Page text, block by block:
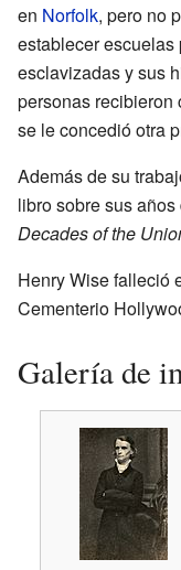
en Norfolk, pero no
establecer
esclavizadas y sus
personas recibieron
se le concedió otra
Además de su
libro sobre sus
Decades of the
Henry Wise falleció
Cementerio
Galería de